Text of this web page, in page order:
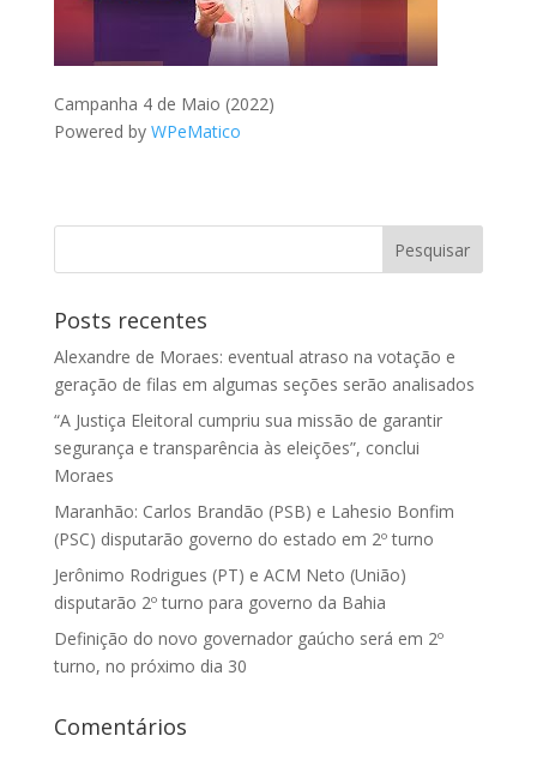
Campanha 4 de Maio (2022)
Powered by WPeMatico
Posts recentes
Alexandre de Moraes: eventual atraso na votação e
geração de filas em algumas seções serão analisados
“A Justiça Eleitoral cumpriu sua missão de garantir
segurança e transparência às eleições”, conclui
Moraes
Maranhão: Carlos Brandão (PSB) e Lahesio Bonfim
(PSC) disputarão governo do estado em 2º turno
Jerônimo Rodrigues (PT) e ACM Neto (União)
disputarão 2º turno para governo da Bahia
Definição do novo governador gaúcho será em 2º
turno, no próximo dia 30
Comentários